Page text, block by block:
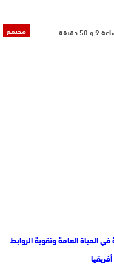
مجتمع
الحياة العامة وتقوية الروابط